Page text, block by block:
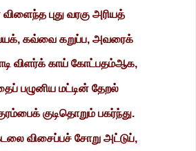
புது வரகு அரியத்
கவ்வை கறுப்ப, அவரைக்
விளர்க் காய் கோட்பதம்ஆக,
பழுனிய மட்டின் தேறல்
குடிதொறும் பகர்ந்து.
விசைப்பச் சோறு அட்டுப்,